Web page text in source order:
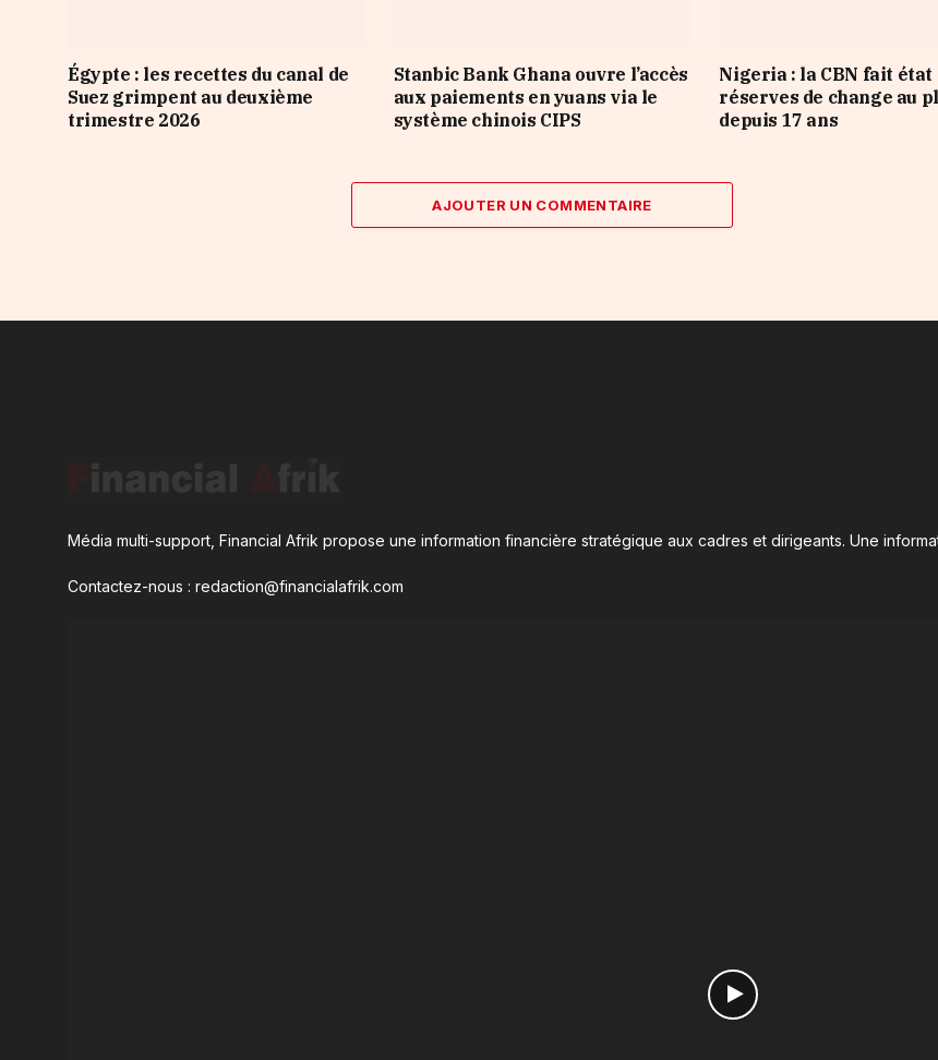
Égypte : les recettes du canal de
Suez grimpent au deuxième
trimestre 2026
Stanbic Bank Ghana ouvre l’accès
aux paiements en yuans via le
système chinois CIPS
Nigeria : la CBN fait état
réserves de change au
depuis 17 ans
AJOUTER UN COMMENTAIRE
Média multi-support, Financial Afrik propose une information financière stratégique aux cadres et dirigeants. Une
Contactez-nous : redaction@financialafrik.com